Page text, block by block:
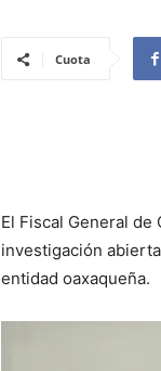
Cuota
El Fiscal General
investigación
entidad oaxaqueña.